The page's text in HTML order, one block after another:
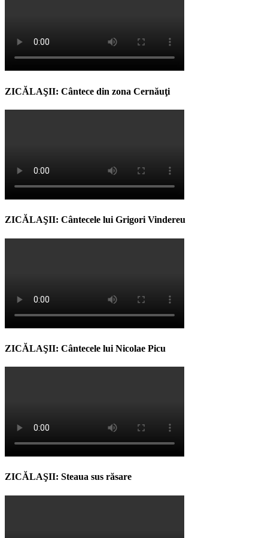
ZICĂLAŞII: Cântece din zona Cernăuţi
ZICĂLAŞII: Cântecele lui Grigori Vindereu
ZICĂLAŞII: Cântecele lui Nicolae Picu
ZICĂLAŞII: Steaua sus răsare